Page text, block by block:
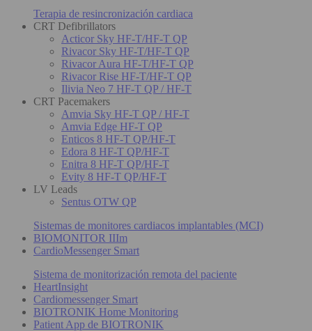
Terapia de resincronización cardiaca
CRT Defibrillators
Acticor Sky HF-T/HF-T QP
Rivacor Sky HF-T/HF-T QP
Rivacor Aura HF-T/HF-T QP
Rivacor Rise HF-T/HF-T QP
Ilivia Neo 7 HF-T QP / HF-T
CRT Pacemakers
Amvia Sky HF-T QP / HF-T
Amvia Edge HF-T QP
Enticos 8 HF-T QP/HF-T
Edora 8 HF-T QP/HF-T
Enitra 8 HF-T QP/HF-T
Evity 8 HF-T QP/HF-T
LV Leads
Sentus OTW QP
Sistemas de monitores cardiacos implantables (MCI)
BIOMONITOR IIIm
CardioMessenger Smart
Sistema de monitorización remota del paciente
HeartInsight
Cardiomessenger Smart
BIOTRONIK Home Monitoring
Patient App de BIOTRONIK